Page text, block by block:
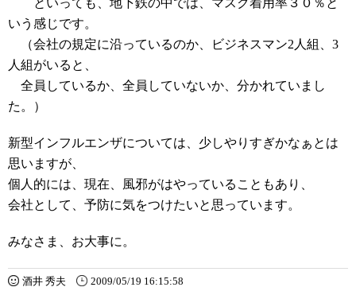
といっても、地下鉄の中では、マスク着用率３０％と
いう感じです。
（会社の規定に沿っているのか、ビジネスマン2人組、3
人組がいると、
全員しているか、全員していないか、分かれていまし
た。）
新型インフルエンザについては、少しやりすぎかなぁとは
思いますが、
個人的には、現在、風邪がはやっていることもあり、
会社として、予防に気をつけたいと思っています。
みなさま、お大事に。
酒井 秀夫 2009/05/19 16:15:58